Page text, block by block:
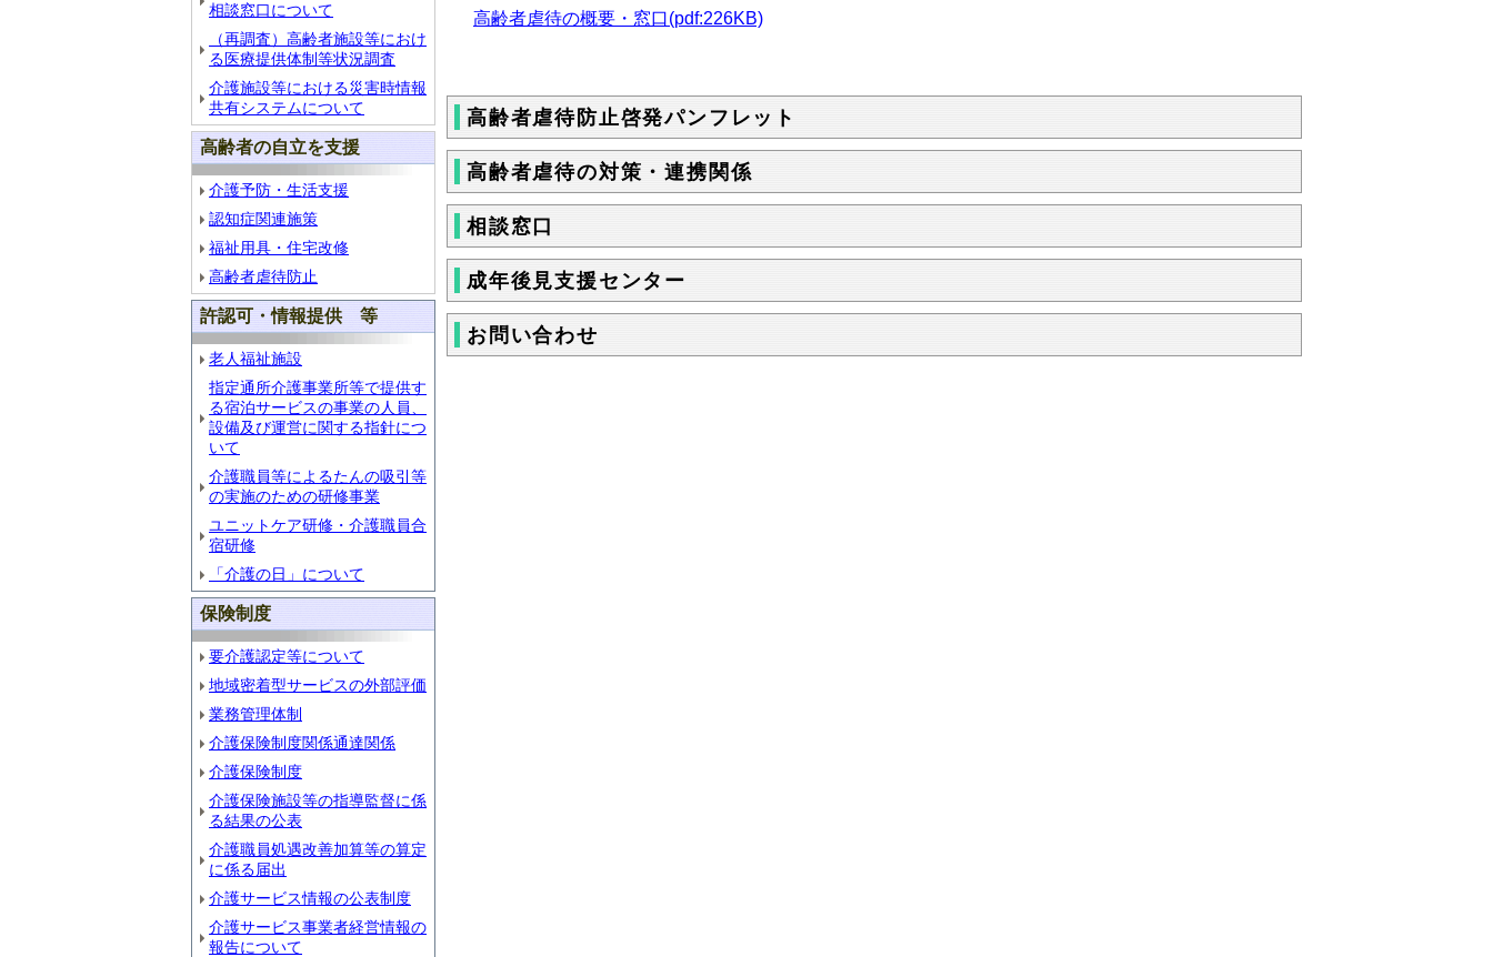
相談窓口について
（再調査）高齢者施設等におけ
る医療提供体制等状況調査
介護施設等における災害時情報
共有システムについて
高齢者の自立を支援
介護予防・生活支援
認知症関連施策
福祉用具・住宅改修
高齢者虐待防止
許認可・情報提供 等
老人福祉施設
指定通所介護事業所等で提供す
る宿泊サービスの事業の人員、
設備及び運営に関する指針につ
いて
介護職員等によるたんの吸引等
の実施のための研修事業
ユニットケア研修・介護職員合
宿研修
「介護の日」について
保険制度
要介護認定等について
地域密着型サービスの外部評価
業務管理体制
介護保険制度関係通達関係
介護保険制度
介護保険施設等の指導監督に係
る結果の公表
介護職員処遇改善加算等の算定
に係る届出
介護サービス情報の公表制度
介護サービス事業者経営情報の
報告について
高齢者虐待の概要・窓口(pdf:226KB)
高齢者虐待防止啓発パンフレット
高齢者虐待の対策・連携関係
相談窓口
成年後見支援センター
お問い合わせ